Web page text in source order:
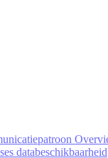
databeschikbaarheid